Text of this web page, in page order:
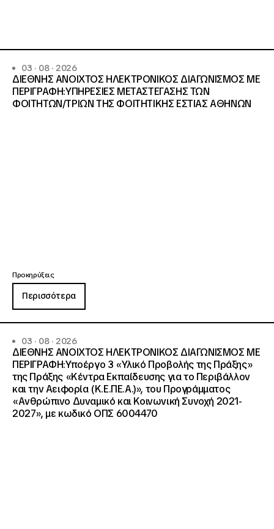
03 · 08 · 2026
ΔΙΕΘΝΗΣ ΑΝΟΙΧΤΟΣ ΗΛΕΚΤΡΟΝΙΚΟΣ ΔΙΑΓΩΝΙΣΜΟΣ ΜΕ
ΠΕΡΙΓΡΑΦΗ:ΥΠΗΡΕΣΙΕΣ METAΣΤΕΓΑΣΗΣ ΤΩΝ
ΦΟΙΤΗΤΩΝ/ΤΡΙΩΝ ΤΗΣ ΦΟΙΤΗΤΙΚΗΣ ΕΣΤΙΑΣ ΑΘΗΝΩΝ
Προκηρύξεις
Περισσότερα
03 · 08 · 2026
ΔΙΕΘΝΗΣ ΑΝΟΙΧΤΟΣ ΗΛΕΚΤΡΟΝΙΚΟΣ ΔΙΑΓΩΝΙΣΜΟΣ ΜΕ
ΠΕΡΙΓΡΑΦΗ:Υποέργο 3 «Υλικό Προβολής της Πράξης»
της Πράξης «Κέντρα Εκπαίδευσης για το Περιβάλλον
και την Αειφορία (Κ.Ε.ΠΕ.Α.)», του Προγράμματος
«Ανθρώπινο Δυναμικό και Κοινωνική Συνοχή 2021-
2027», με κωδικό ΟΠΣ 6004470